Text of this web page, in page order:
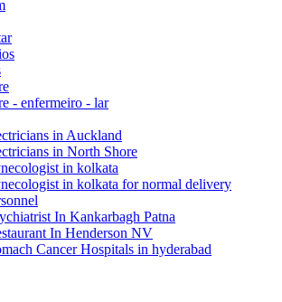
- enfermeiro - lar
in Auckland
in North Shore
in kolkata
in kolkata for normal delivery
In Kankarbagh Patna
In Henderson NV
Cancer Hospitals in hyderabad